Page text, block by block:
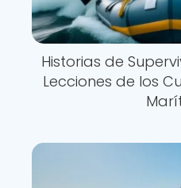
Historias de
Lecciones de los